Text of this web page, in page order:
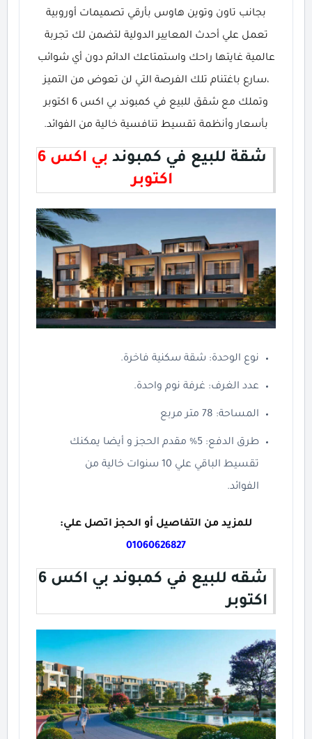
بجانب تاون وتوين هاوس بأرقي تصميمات أوروبية
تعمل علي أحدث المعايير الدولية لتضمن لك تجربة
عالمية غايتها راحك واستمتاعك الدائم دون أي شوائب
،سارع باغتنام تلك الفرصة التي لن تعوض من التميز
وتملك مع شقق للبيع في كمبوند بي اكس 6 اكتوبر
بأسعار وأنظمة تقسيط تنافسية خالية من الفوائد.
شقة للبيع في كمبوند
بي اكس 6
اكتوبر
نوع الوحدة: شقة سكنية فاخرة.
عدد الغرف: غرفة نوم واحدة.
المساحة: 78 متر مربع
طرق الدفع: 5% مقدم الحجز و أيضا يمكنك
تقسيط الباقي علي 10 سنوات خالية من
الفوائد.
للمزيد من التفاصيل أو الحجز اتصل علي:
01060626827
شقه للبيع في كمبوند بي اكس 6
اكتوبر